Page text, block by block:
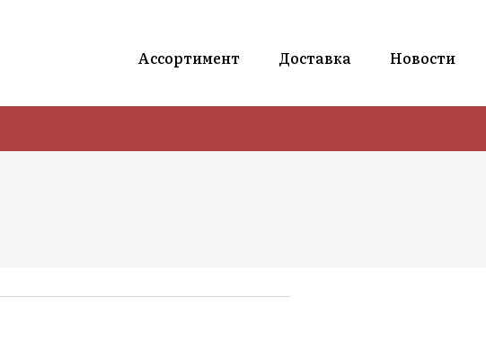
Ассортимент Доставка Новости